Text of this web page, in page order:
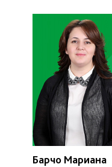
Барчо Мариана